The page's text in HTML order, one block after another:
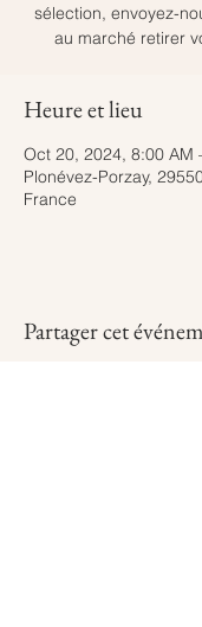
sélection, envoyez-
au marché retirer
Heure et lieu
Oct 20, 2024, 8:00 AM
Plonévez-Porzay,
France
Partager cet